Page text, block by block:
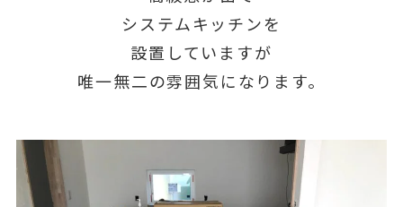
システムキッチンを
設置していますが
唯一無二の雰囲気になります。